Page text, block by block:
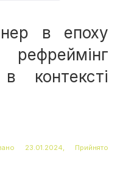
в епоху
в контексті
23.01.2024, Прийнято